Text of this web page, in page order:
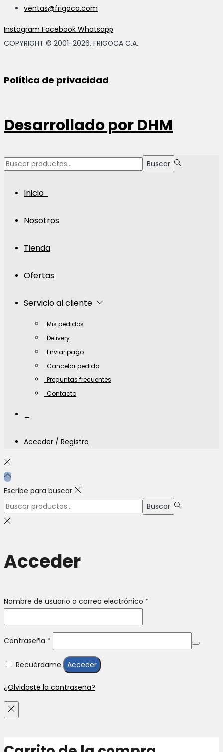
ventas@frigoca.com
Instagram Facebook Whatsapp
COPYRIGHT © 2001-2026. FRIGOCA C.A.
Política de privacidad
Desarrollado porDHM
Búsqueda
Buscar
Inicio
Nosotros
Tienda
Ofertas
Servicio al cliente
Mis pedidos
Delivery
Enviar pago
Cancelar pedido
Preguntas frecuentes
Contacto
Acceder / Registro
Escribe para buscar
Búsqueda
para:>
Buscar
Acceder
Nombre de usuario o correo electrónico *
Contraseña *
Recuérdame Acceder
¿Olvidaste la contraseña?